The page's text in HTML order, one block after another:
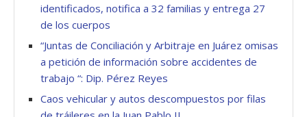
identificados, notifica a 32 familias y entrega 27
de los cuerpos
“Juntas de Conciliación y Arbitraje en Juárez omisas
a petición de información sobre accidentes de
trabajo “: Dip. Pérez Reyes
Caos vehicular y autos descompuestos por filas